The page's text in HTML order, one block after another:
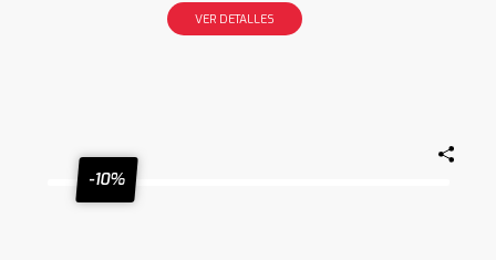
VER DETALLES
-10%